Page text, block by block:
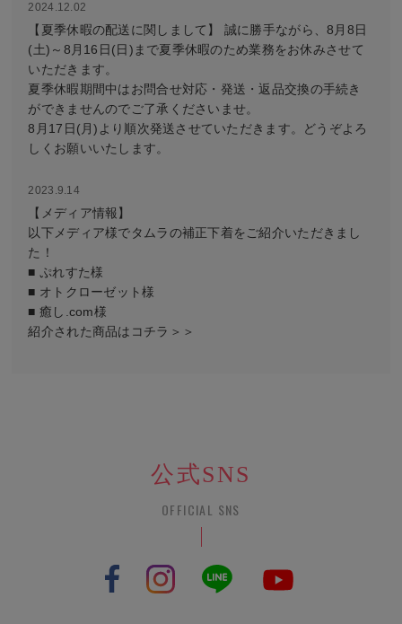
2024.12.02
【夏季休暇の配送に関しまして】 誠に勝手ながら、8月8日
(土)～8月16日(日)まで夏季休暇のため業務をお休みさせて
いただきます。
夏季休暇期間中はお問合せ対応・発送・返品交換の手続き
ができませんのでご了承くださいませ。
8月17日(月)より順次発送させていただきます。どうぞよろ
しくお願いいたします。
2023.9.14
【メディア情報】
以下メディア様でタムラの補正下着をご紹介いただきまし
た！
■ ぷれすた様
■ オトクローゼット様
■ 癒し.com様
紹介された商品はコチラ＞＞
公式SNS
OFFICIAL SNS